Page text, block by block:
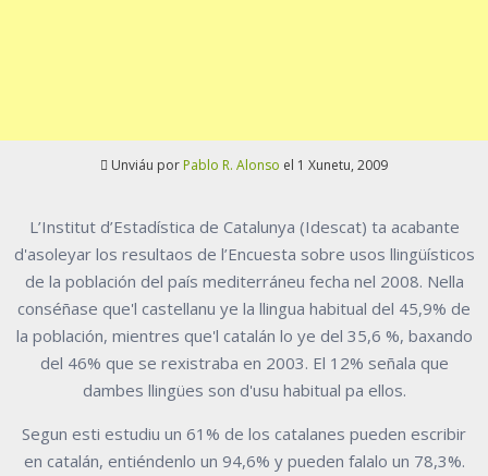
Unviáu por Pablo R. Alonso el 1 Xunetu, 2009
L’Institut d’Estadística de Catalunya (Idescat) ta acabante
d'asoleyar los resultaos de l’Encuesta sobre usos llingüísticos
de la población del país mediterráneu fecha nel 2008. Nella
conséñase que'l castellanu ye la llingua habitual del 45,9% de
la población, mientres que'l catalán lo ye del 35,6 %, baxando
del 46% que se rexistraba en 2003. El 12% señala que
dambes llingües son d'usu habitual pa ellos.
Segun esti estudiu un 61% de los catalanes pueden escribir
en catalán, entiéndenlo un 94,6% y pueden falalo un 78,3%.